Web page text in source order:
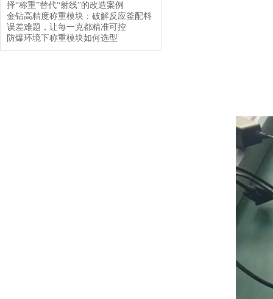
择“称重”替代“射线”的改造案例
金钻高精度称重模块：破解反应釜配料
误差难题，让每一克都精准可控
防爆环境下称重模块如何选型